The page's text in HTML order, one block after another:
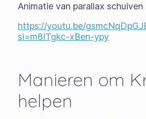
Animatie van parallax schuiven
https://youtu.be/
si=m8ITgkc-xBen-ypy
Manieren om
helpen